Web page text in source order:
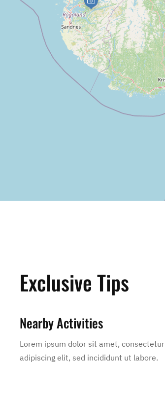
Exclusive Tips
Nearby Activities
Lorem ipsum dolor sit amet, consectetur
adipiscing elit, sed incididunt ut labore.